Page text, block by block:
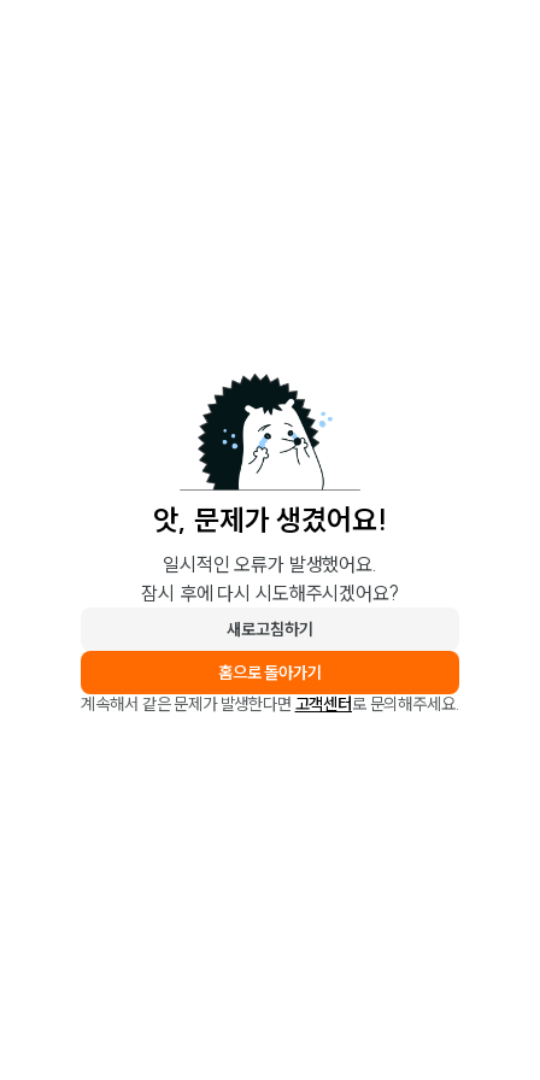
앗, 문제가 생겼어요!
일시적인 오류가 발생했어요.
잠시 후에 다시 시도해주시겠어요?
새로고침하기
홈으로 돌아가기
계속해서 같은 문제가 발생한다면 고객센터로 문의해주세요.